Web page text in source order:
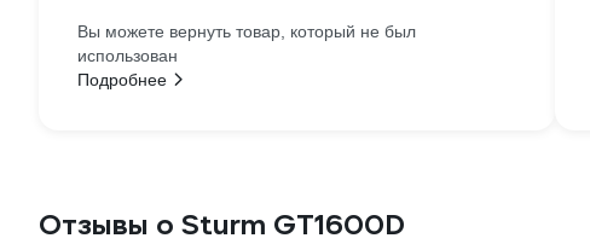
Вы можете вернуть товар, который не был
использован
Подробнее
Отзывы о Sturm GT1600D